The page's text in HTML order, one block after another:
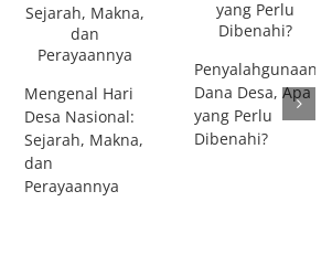
Mengenal Hari
Desa Nasional:
Sejarah, Makna,
dan
Perayaannya
Penyalahgunaan
Dana Desa, Apa
yang Perlu
Dibenahi?